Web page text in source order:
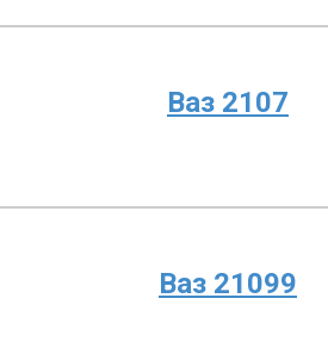
Ваз 2107
Ваз 21099